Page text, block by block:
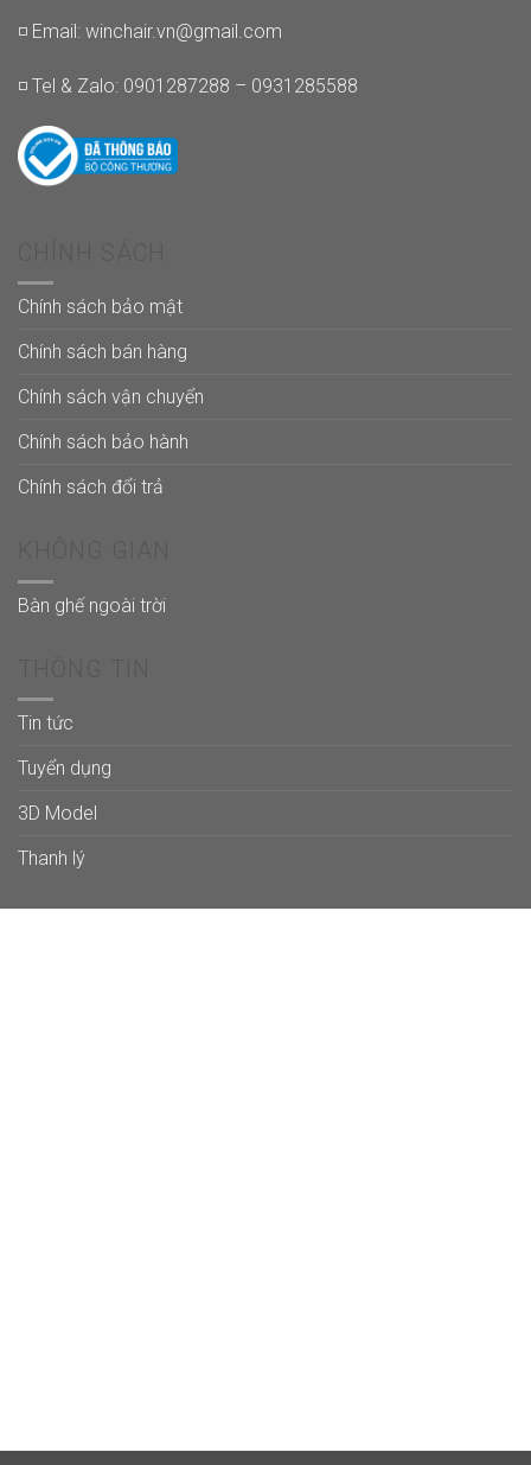
◽ Email: winchair.vn@gmail.com
◽ Tel & Zalo: 0901287288 – 0931285588
Chính sách bảo mật
Chính sách bán hàng
Chính sách vận chuyển
Chính sách bảo hành
Chính sách đổi trả
Bàn ghế ngoài trời
Tin tức
Tuyển dụng
3D Model
Thanh lý